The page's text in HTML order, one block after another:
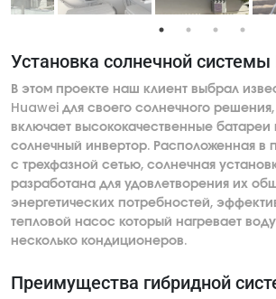
Установка солнечной системы
В этом проекте наш клиент выбрал
Huawei для своего солнечного
включает высококачественные
солнечный инвертор. Расположенная в
с трехфазной сетью, солнечная
разработана для удовлетворения их
энергетических потребностей,
тепловой насос который нагревает
несколько кондиционеров.
Преимущества гибридной